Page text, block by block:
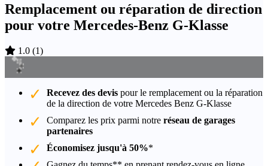
Remplacement ou réparation de direction
pour votre Mercedes-Benz G-Klasse
1.0 (1)
Recevez des devis pour le remplacement ou la réparation
de la direction de votre Mercedes Benz G-Klasse
Comparez les prix parmi notre réseau de garages
partenaires
Économisez jusqu'à 50%*